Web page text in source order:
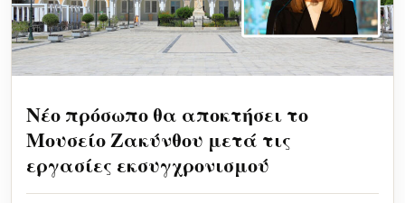
Νέο πρόσωπο θα αποκτήσει το
Μουσείο Ζακύνθου μετά τις
εργασίες εκσυγχρονισμού